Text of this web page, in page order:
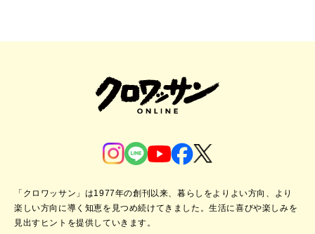
「クロワッサン」は1977年の創刊以来、暮らしをよりよい方向、より
楽しい方向に導く知恵を見つめ続けてきました。生活に喜びや楽しみを
見出すヒントを提供していきます。